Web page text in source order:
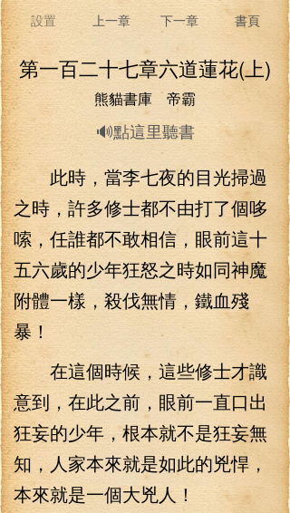
設置 上一章 下一章 書頁
第一百二十七章六道蓮花(上)
熊貓書庫 帝霸
🔊點這里聽書
此時，當李七夜的目光掃過
之時，許多修士都不由打了個哆
嗦，任誰都不敢相信，眼前這十
五六歲的少年狂怒之時如同神魔
附體一樣，殺伐無情，鐵血殘
暴！
在這個時候，這些修士才識
意到，在此之前，眼前一直口出
狂妄的少年，根本就不是狂妄無
知，人家本來就是如此的兇悍，
本來就是一個大兇人！